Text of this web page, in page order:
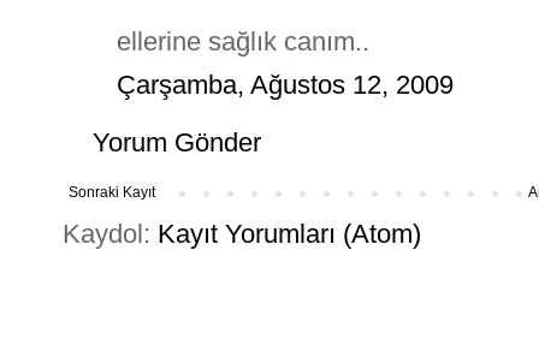
ellerine sağlık canım..
Çarşamba, Ağustos 12, 2009
Yorum Gönder
Sonraki Kayıt
Kaydol: Kayıt Yorumları (Atom)